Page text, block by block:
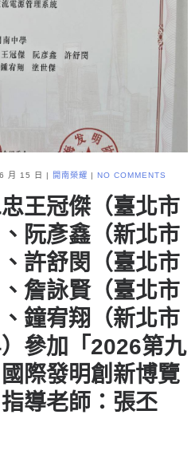
月 15 日 開南榮耀 NO COMMENTS
王冠傑（臺北市
阮彥鑫（新北市
許舒閔（臺北市
詹詠賢（臺北市
鐘宥翔（新北市
參加「2026第九
際發明創新博覽
導老師：張丕